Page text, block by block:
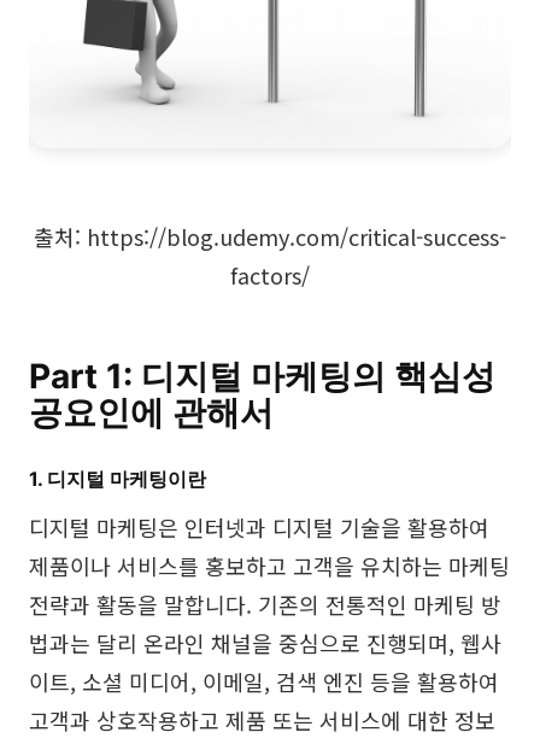
AI 사용자 여정 지도
AI 피시본 다이어그램
AI SWOT 분석
AI 사용자 페르소나
AI SMART 목표
AI BCG 매트릭스
AI 화이트보드
리소스
탐구
템플릿
다운로드
학습
가이드
블로그
출처: https://blog.udemy.com/critical-success-
factors/
Part 1: 디지털 마케팅의 핵심성
공요인에 관해서
1. 디지털 마케팅이란
디지털 마케팅은 인터넷과 디지털 기술을 활용하여
제품이나 서비스를 홍보하고 고객을 유치하는 마케팅
전략과 활동을 말합니다. 기존의 전통적인 마케팅 방
법과는 달리 온라인 채널을 중심으로 진행되며, 웹사
이트, 소셜 미디어, 이메일, 검색 엔진 등을 활용하여
고객과 상호작용하고 제품 또는 서비스에 대한 정보